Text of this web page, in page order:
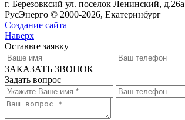
г. Березовксий ул. поселок Ленинский, д.26а
РусЭнерго © 2000-2026, Екатеринбург
Создание сайта
Наверх
Оставьте заявку
ЗАКАЗАТЬ ЗВОНОК
Задать вопрос